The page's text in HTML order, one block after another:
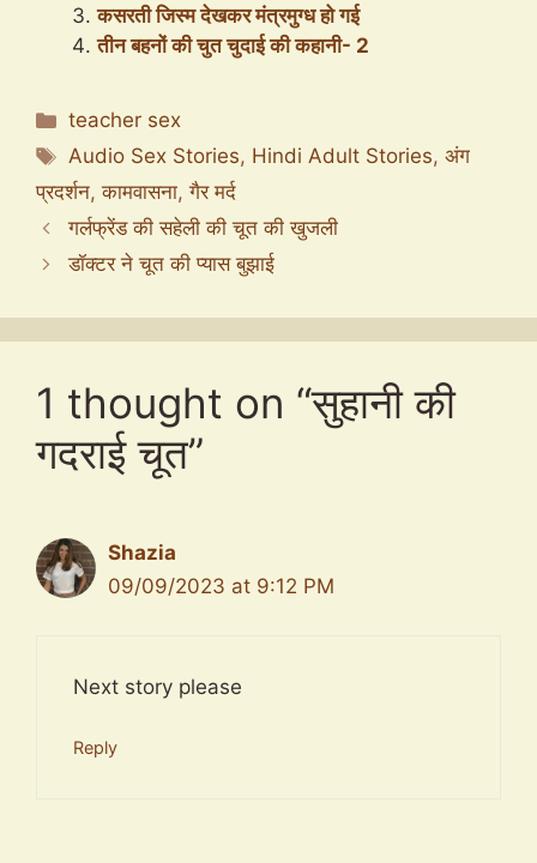
कसरती जिस्म देखकर मंत्रमुग्ध हो गई
तीन बहनों की चुत चुदाई की कहानी- 2
Categories
teacher sex
Tags
Audio Sex Stories, Hindi Adult Stories,अंग
प्रदर्शन,कामवासना,गैर मर्द
गर्लफ्रेंड की सहेली की चूत की खुजली
डॉक्टर ने चूत की प्यास बुझाई
1 thought on “सुहानी की
गदराई चूत”
Shazia
09/09/2023 at 9:12 PM
Next story please
Reply